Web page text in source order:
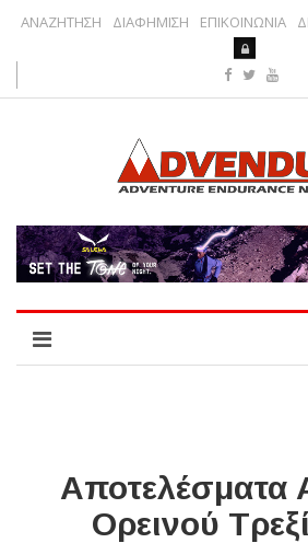
ΑΝΑΖΗΤΗΣΗ ΔΙΑΦΗΜΙΣΗ ΕΠΙΚΟΙΝΩΝΙΑ
Ορεινού